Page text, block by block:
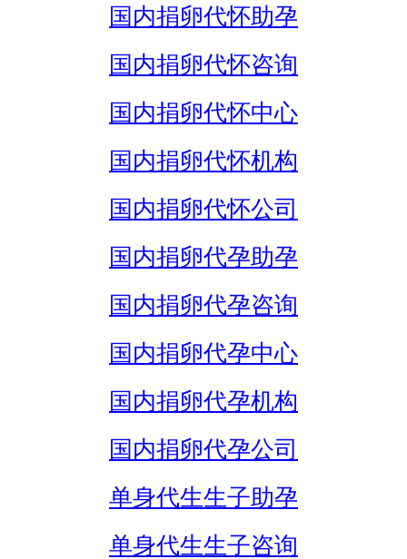
国内捐卵代怀助孕
国内捐卵代怀咨询
国内捐卵代怀中心
国内捐卵代怀机构
国内捐卵代怀公司
国内捐卵代孕助孕
国内捐卵代孕咨询
国内捐卵代孕中心
国内捐卵代孕机构
国内捐卵代孕公司
单身代生生子助孕
单身代生生子咨询